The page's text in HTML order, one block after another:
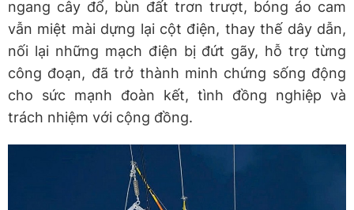
ngang cây đổ, bùn đất trơn trượt, bóng áo cam
vẫn miệt mài dựng lại cột điện, thay thế dây dẫn,
nối lại những mạch điện bị đứt gãy, hỗ trợ từng
công đoạn, đã trở thành minh chứng sống động
cho sức mạnh đoàn kết, tình đồng nghiệp và
trách nhiệm với cộng đồng.